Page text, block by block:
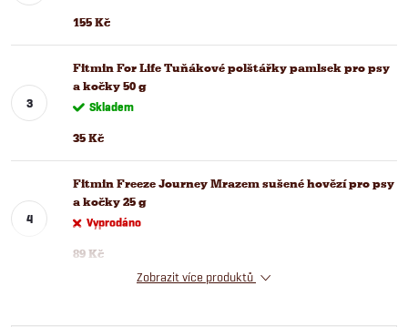
155 Kč
Fitmin For Life Tuňákové polštářky pamlsek pro psy
a kočky 50 g
Skladem
35 Kč
Fitmin Freeze Journey Mrazem sušené hovězí pro psy
a kočky 25 g
Vyprodáno
89 Kč
Zobrazit více produktů